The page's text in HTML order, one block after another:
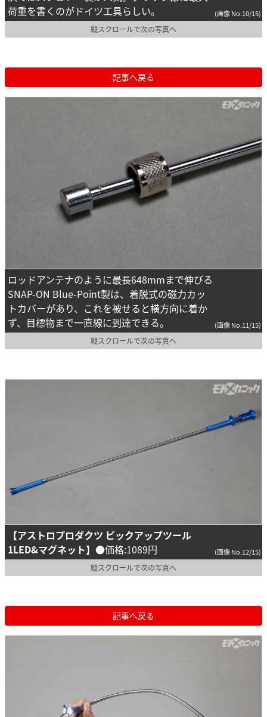
荷重を書くのがドイツ工具らしい。
(画像 No.10/15)
縦スクロールで次の写真へ
記事へ戻る
ロッドアンテナのように最長648mmまで伸びる
SNAP-ON Blue-Point製は、着脱式の磁力カッ
トカバーがあり、これを被せると横方向に着か
ず、目標物まで一直線に到達できる。
(画像 No.11/15)
縦スクロールで次の写真へ
【アストロプロダクツ ピックアップツール
1LED&マグネット】 ●価格:1089円 (画像 No.12/15)
縦スクロールで次の写真へ
記事へ戻る